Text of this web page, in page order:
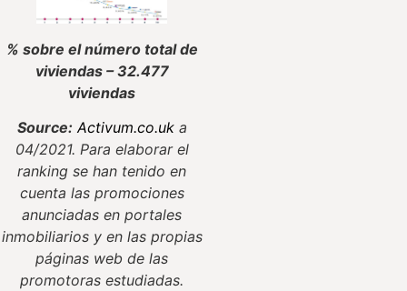
% sobre el número total de
viviendas – 32.477
viviendas
Source: Activum.co.uka
04/2021. Para elaborar el
ranking se han tenido en
cuenta las promociones
anunciadas en portales
inmobiliarios y en las propias
páginas web de las
promotoras estudiadas.